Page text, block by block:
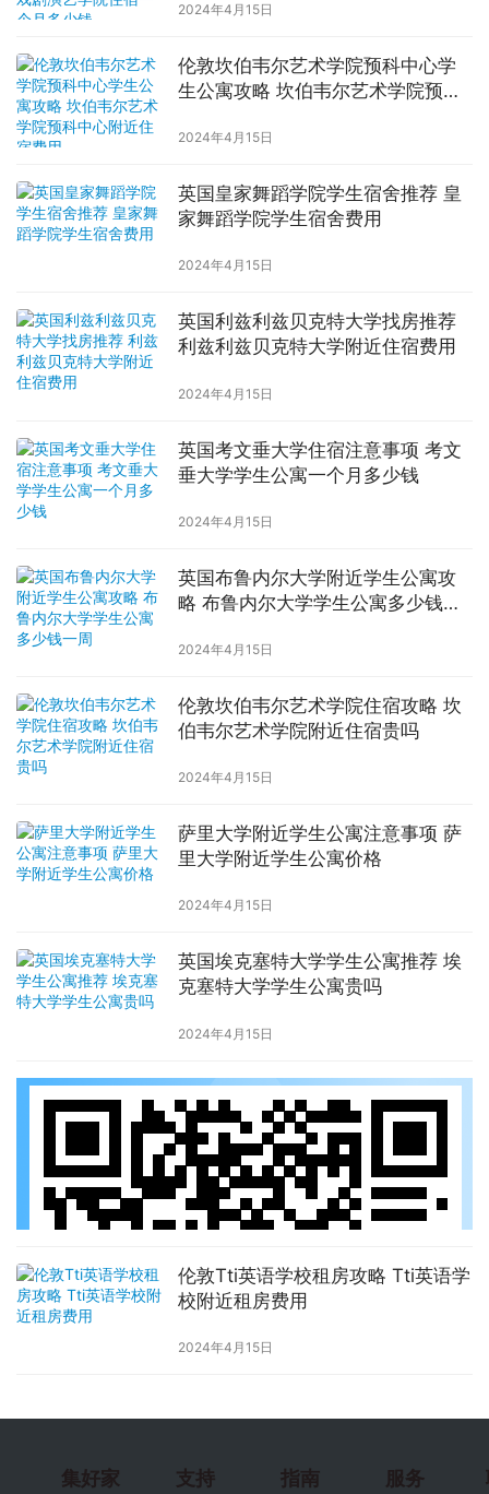
2024年4月15日
伦敦坎伯韦尔艺术学院预科中心学
生公寓攻略 坎伯韦尔艺术学院预科
2024年4月15日
英国皇家舞蹈学院学生宿舍推荐 皇
家舞蹈学院学生宿舍费用
2024年4月15日
英国利兹利兹贝克特大学找房推荐
利兹利兹贝克特大学附近住宿费用
2024年4月15日
英国考文垂大学住宿注意事项 考文
垂大学学生公寓一个月多少钱
2024年4月15日
英国布鲁内尔大学附近学生公寓攻
略 布鲁内尔大学学生公寓多少钱一
2024年4月15日
伦敦坎伯韦尔艺术学院住宿攻略 坎
伯韦尔艺术学院附近住宿贵吗
2024年4月15日
萨里大学附近学生公寓注意事项 萨
里大学附近学生公寓价格
2024年4月15日
英国埃克塞特大学学生公寓推荐 埃
克塞特大学学生公寓贵吗
2024年4月15日
伦敦Tti英语学校租房攻略 Tti英语学
校附近租房费用
2024年4月15日
集好家 支持 指南 服务